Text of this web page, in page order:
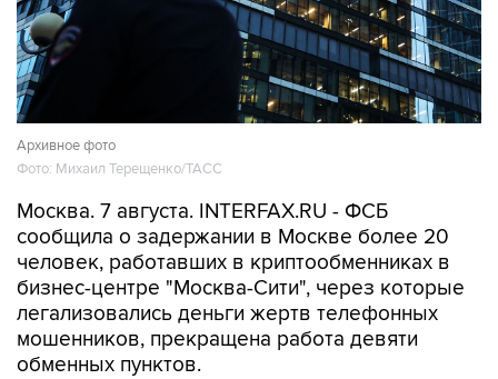
Архивное фото
Фото: Михаил Терещенко/ТАСС
Москва. 7 августа. INTERFAX.RU - ФСБ
сообщила о задержании в Москве более 20
человек, работавших в криптообменниках в
бизнес-центре "Москва-Сити", через которые
легализовались деньги жертв телефонных
мошенников, прекращена работа девяти
обменных пунктов.